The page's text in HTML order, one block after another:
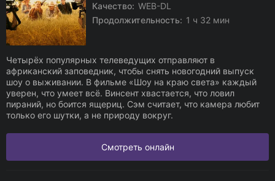
Качество: WEB-DL
Продолжительность: 1 ч 32 мин
Четырёх популярных телеведущих отправляют в
африканский заповедник, чтобы снять новогодний выпуск
шоу о выживании. В фильме «Шоу на краю света» каждый
уверен, что умеет всё. Винсент хвастается, что ловил
пираний, но боится ящериц. Сэм считает, что камера любит
только его шутки, а не природу вокруг.
Смотреть онлайн